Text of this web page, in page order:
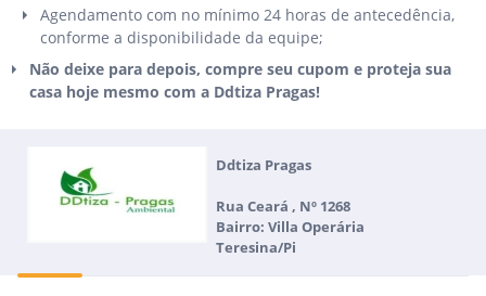
Agendamento com no mínimo 24 horas de antecedência,
conforme a disponibilidade da equipe;
Não deixe para depois, compre seu cupom e proteja sua
casa hoje mesmo com a Ddtiza Pragas!
Ddtiza Pragas
Rua Ceará , Nº 1268
Bairro: Villa Operária
Teresina/Pi